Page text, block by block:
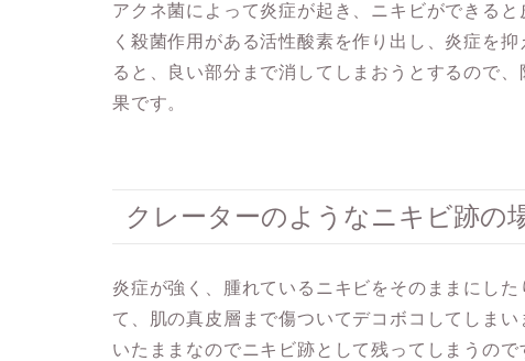
アクネ菌によって炎症が起き、ニキビができる
く殺菌作用がある活性酸素を作り出し、炎症を
ると、良い部分まで消してしまおうとするので
果です。
クレーターのようなニキビ跡の
炎症が強く、腫れているニキビをそのままにし
て、肌の真皮層まで傷ついてデコボコしてしま
いたままなのでニキビ跡として残ってしまうので